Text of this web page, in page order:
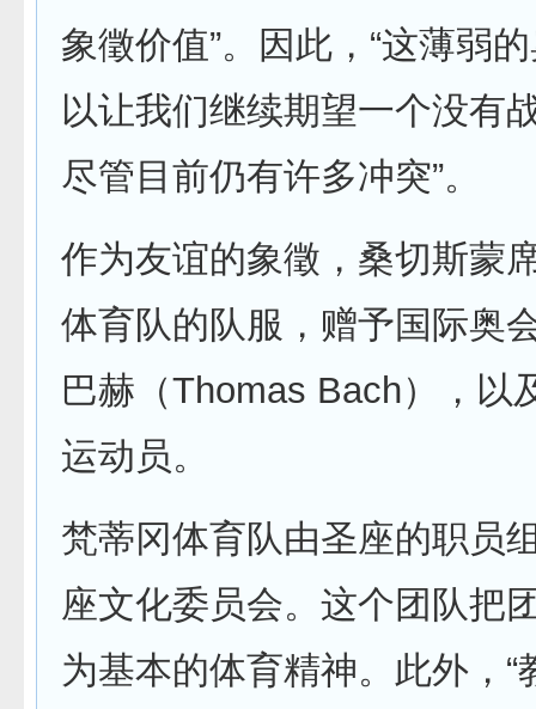
象徵价值”。因此，“这薄弱
以让我们继续期望一个没有
尽管目前仍有许多冲突”。
作为友谊的象徵，桑切斯蒙
体育队的队服，赠予国际奥
巴赫（Thomas Bach），以
运动员。
梵蒂冈体育队由圣座的职员
座文化委员会。这个团队把
为基本的体育精神。此外，“